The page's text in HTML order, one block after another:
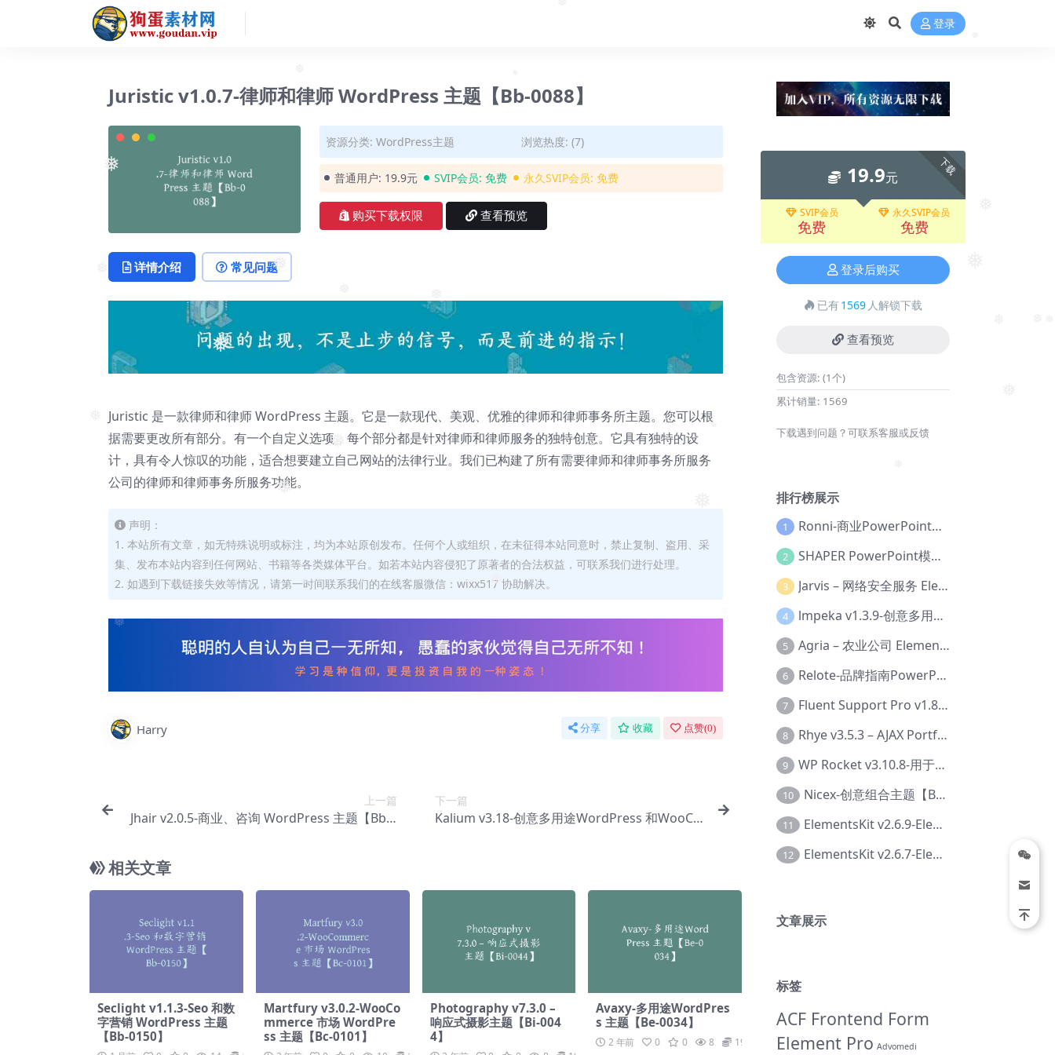
❅
❅
❅
❅
❅
❅
❅
❅
登录
Juristic v1.0.7-律师和律师 WordPress 主题【Bb-0088】
资源分类: WordPress主题 浏览热度: (7)
普通用户: 19.9元 SVIP会员: 免费 永久SVIP会员: 免费
购买下载权限 查看预览
详情介绍 常见问题
Juristic 是一款律师和律师 WordPress 主题。它是一款现代、美观、优雅的律师和律师事务所主题。您可以根
据需要更改所有部分。有一个自定义选项，每个部分都是针对律师和律师服务的独特创意。它具有独特的设
计，具有令人惊叹的功能，适合想要建立自己网站的法律行业。我们已构建了所有需要律师和律师事务所服务
公司的律师和律师事务所服务功能。
声明：
1. 本站所有文章，如无特殊说明或标注，均为本站原创发布。任何个人或组织，在未征得本站同意时，禁止复制、盗用、采
集、发布本站内容到任何网站、书籍等各类媒体平台。如若本站内容侵犯了原著者的合法权益，可联系我们进行处理。
2. 如遇到下载链接失效等情况，请第一时间联系我们的在线客服微信：wixx517 协助解决。
Harry 分享 收藏 点赞(0)
上一篇
Jhair v2.0.5-商业、咨询 WordPress 主题【Bb-0
下一篇
Kalium v3.18-创意多用途WordPress 和WooCo
相关文章
Seclight v1.1.3-Seo 和数
字营销 WordPress 主题
【Bb-0150】
Martfury v3.0.2-WooCo
mmerce 市场 WordPre
ss 主题【Bc-0101】
Photography v7.3.0 –
响应式摄影主题【Bi-004
4】
Avaxy-多用途WordPres
s 主题【Be-0034】
2 年前 0 0 8 19.9
下载
19.9元
SVIP会员
免费
永久SVIP会员
免费
登录后购买
已有1569 人解锁下载
查看预览
包含资源: (1个)
累计销量: 1569
下载遇到问题？可联系客服或反馈
排行榜展示
1 Ronni-商业PowerPoint模板【Dc-0077】
2 SHAPER PowerPoint模板【Dc-0184】
3 Jarvis – 网络安全服务 Elementor 模板套件【Aa-0035】
4 lmpeka v1.3.9-创意多用途 WordPress 主题【Be-0064】
5 Agria – 农业公司 Elementor Pro 模板套件【Aa-0003】
6 Relote-品牌指南PowerPoint模板【Dc-0076】
7 Fluent Support Pro v1.8.1 – WordPress 支持票务系统【Cc-0041】
8 Rhye v3.5.3 – AJAX Portfolio WordPress 主题【Bi-0049】
9 WP Rocket v3.10.8-用于wordpress速度优化的缓存加速插件【Cd-0019】
10 Nicex-创意组合主题【Be-0092】
11 ElementsKit v2.6.9-Elementor插件【Ab-0161】
12 ElementsKit v2.6.7-Elementor插件【Ab-0162】
文章展示
标签
ACF Frontend Form
Element Pro Advomedi